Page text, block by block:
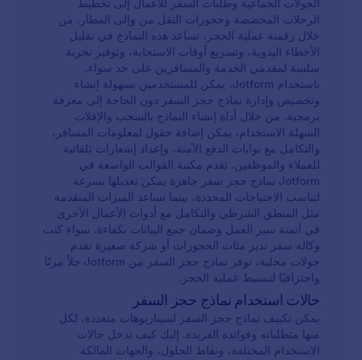
الجولات الجماعية وطلبات السفر للأعمال إلى تخطيط
الرحلات المخصصة وحجوزات النقل من وإلى المطار. من
خلال رقمنة عملية الحجز، تساعد هذه النماذج في تقليل
الأخطاء اليدوية، وتسريع أوقات الاستجابة، وتوفير تجربة
سلسة لمقدمي الخدمة والمسافرين على حد سواء.
باستخدام Jotform، يمكن للمستخدمين بسهولة إنشاء
وتخصيص وإدارة نماذج حجز السفر دون الحاجة إلى معرفة
برمجية. من خلال أداة إنشاء النماذج بالسحب والإفلات
السهلة الاستخدام، يمكن إضافة حقول لمعلومات المسافر،
والتكامل مع بوابات الدفع الآمنة، وإعداد إشعارات تلقائية
للعملاء والموظفين. تقدم مكتبة القوالب الواسعة في
Jotform نماذج حجز سفر جاهزة يمكن تعديلها بسرعة
لتناسب الاحتياجات المحددة، بينما تساعد الميزات المتقدمة
مثل المنطق الشرطي والتكامل مع أدوات الأعمال الأخرى
في أتمتة سير العمل وضمان جمع البيانات بكفاءة. سواء كنت
وكالة سفر تدير مئات الحجوزات أو شركة صغيرة تقدم
جولات محلية، توفر نماذج حجز السفر من Jotform حلاً مرنًا
واحترافيًا لتبسيط عملية الحجز.
حالات استخدام نماذج حجز السفر
يمكن تكييف نماذج حجز السفر لسيناريوهات متعددة، لكل
منها متطلباته وفوائده الفريدة. إليك كيف تدخل حالات
الاستخدام المختلفة، ونقاط الحلول، والجهات المالكة